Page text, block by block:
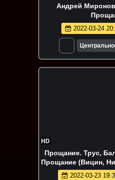
Андрей
2022-03-24
HD
Прощание. Трус,
Прощание (Вицин,
2022-03-23